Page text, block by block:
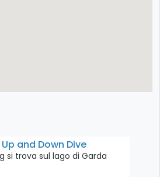
and Down Dive
si trova sul lago di Garda